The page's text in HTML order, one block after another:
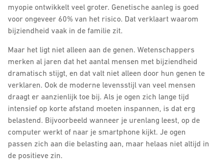
myopie ontwikkelt veel groter. Genetische aanleg is goed
voor ongeveer 60% van het risico. Dat verklaart waarom
bijziendheid vaak in de familie zit.
Maar het ligt niet alleen aan de genen. Wetenschappers
merken al jaren dat het aantal mensen met bijziendheid
dramatisch stijgt, en dat valt niet alleen door hun genen te
verklaren. Ook de moderne levensstijl van veel mensen
draagt er aanzienlijk toe bij. Als je ogen zich lange tijd
intensief op korte afstand moeten inspannen, is dat erg
belastend. Bijvoorbeeld wanneer je urenlang leest, op de
computer werkt of naar je smartphone kijkt. Je ogen
passen zich aan die belasting aan, maar helaas niet altijd in
de positieve zin.